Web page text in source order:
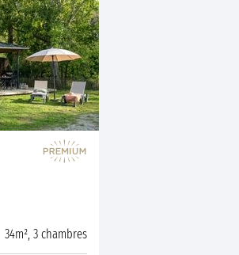
34m², 3 chambres